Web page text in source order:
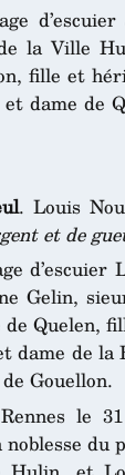
la Ville
fille et
dame de
. Louis
et de
d’escuier
Gelin,
de Quelen,
dame de la
Gouellon.
le
du